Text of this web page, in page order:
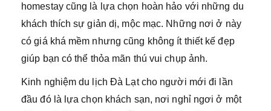
homestay cũng là lựa chọn hoàn hảo với những du
khách thích sự giản dị, mộc mạc. Những nơi ở này
có giá khá mềm nhưng cũng không ít thiết kế đẹp
giúp bạn có thể thỏa mãn thú vui chụp ảnh.
Kinh nghiệm du lịch Đà Lạt cho người mới đi lần
đầu đó là lựa chọn khách sạn, nơi nghỉ ngơi ở một